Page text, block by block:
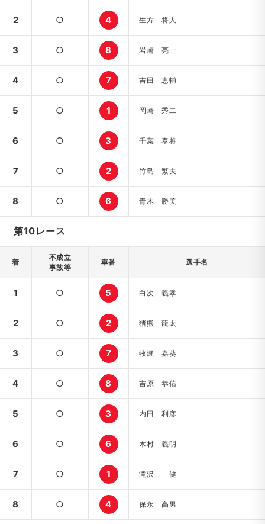
2 ○ 4 生方 将人
3 ○ 8 岩崎 亮一
4 ○ 7 吉田 恵輔
5 ○ 1 岡崎 秀二
6 ○ 3 千葉 泰将
7 ○ 2 竹島 繁夫
8 ○ 6 青木 勝美
第10レース
着
不成立
事故等
車番 選手名
1 ○ 5 白次 義孝
2 ○ 2 猪熊 龍太
3 ○ 7 牧瀬 嘉葵
4 ○ 8 吉原 恭佑
5 ○ 3 内田 利彦
6 ○ 6 木村 義明
7 ○ 1 滝沢 健
8 ○ 4 保永 高男